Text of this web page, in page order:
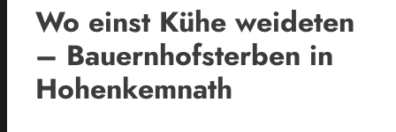
Wo einst Kühe weideten
– Bauernhofsterben in
Hohenkemnath